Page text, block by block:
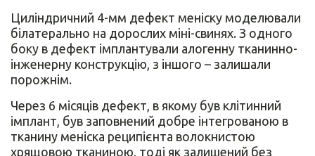
Циліндричний 4-мм дефект меніску моделювали
білатерально на дорослих міні-свинях. З одного
боку в дефект імплантували алогенну тканинно-
інженерну конструкцію, з іншого – залишали
порожнім.
Через 6 місяців дефект, в якому був клітинний
імплант, був заповнений добре інтегрованою в
тканину меніска реципієнта волокнистою
хрящовою тканиною, тоді як залишений без